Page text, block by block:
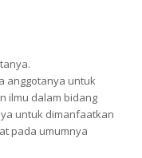
anggotanya untuk
ilmu dalam bidang
untuk dimanfaatkan
pada umumnya